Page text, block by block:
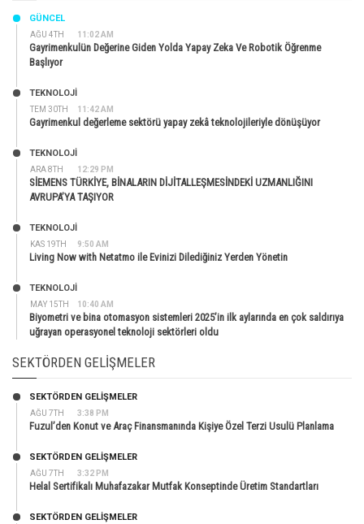
AĞU 4TH 11:02 AM
GÜNCEL
Gayrimenkulün Değerine Giden Yolda Yapay Zeka Ve Robotik Öğrenme
Başlıyor
TEM 30TH 11:42 AM
TEKNOLOJİ
Gayrimenkul değerleme sektörü yapay zekâ teknolojileriyle dönüşüyor
ARA 8TH 12:29 PM
TEKNOLOJİ
SİEMENS TÜRKİYE, BİNALARIN DİJİTALLEŞMESİNDEKİ UZMANLIĞINI
AVRUPA’YA TAŞIYOR
KAS 19TH 9:50 AM
TEKNOLOJİ
Living Now with Netatmo ile Evinizi Dilediğiniz Yerden Yönetin
MAY 15TH 10:40 AM
TEKNOLOJİ
Biyometri ve bina otomasyon sistemleri 2025’in ilk aylarında en çok saldırıya
uğrayan operasyonel teknoloji sektörleri oldu
SEKTÖRDEN GELIŞMELER
AĞU 7TH 3:38 PM
SEKTÖRDEN GELIŞMELER
Fuzul’den Konut ve Araç Finansmanında Kişiye Özel Terzi Usulü Planlama
AĞU 7TH 3:32 PM
SEKTÖRDEN GELIŞMELER
Helal Sertifikalı Muhafazakar Mutfak Konseptinde Üretim Standartları
SEKTÖRDEN GELIŞMELER